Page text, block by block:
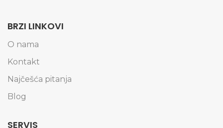
BRZI LINKOVI
O nama
Kontakt
Najčešća pitanja
Blog
SERVIS